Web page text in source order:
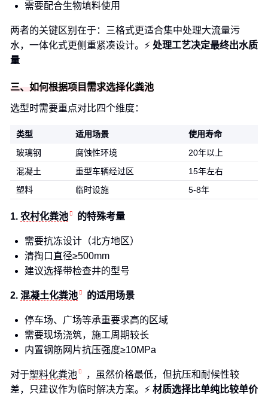
需要配合生物填料使用
两者的关键区别在于：三格式更适合集中处理大流量污
水，一体化式更侧重紧凑设计。⚡ 处理工艺决定最终出水质
量
三、如何根据项目需求选择化粪池
选型时需要重点对比四个维度：
类型 适用场景
使用寿命
玻璃钢
腐蚀性环境
20年以上
混凝土
重型车辆经过区
15年左右
塑料
临时设施 5-8年
1. 农村化粪池 的特殊考量
需要抗冻设计（北方地区）
清掏口直径≥500mm
建议选择带检查井的型号
2. 混凝土化粪池 的适用场景
停车场、广场等承重要求高的区域
需要现场浇筑，施工周期较长
内置钢筋网片抗压强度≥10MPa
对于塑料化粪池
，虽然价格最低，但抗压和耐候性较
差，只建议作为临时解决方案。⚡ 材质选择比单纯比较单价